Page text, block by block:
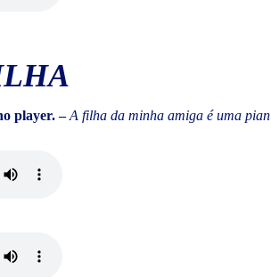
player. –A filha da minha amiga é uma